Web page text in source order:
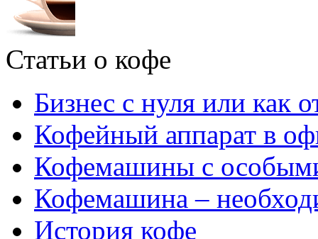
Статьи о кофе
Бизнес с нуля или как
Кофейный аппарат в
Кофемашины с
Кофемашина –
История кофе